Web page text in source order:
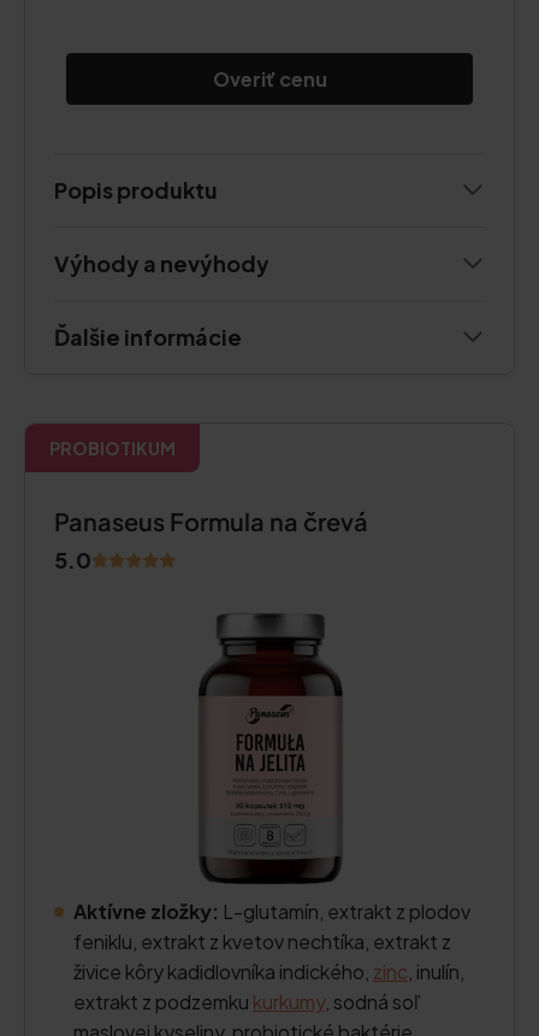
Overiť cenu
Popis produktu
Výhody a nevýhody
Ďalšie informácie
PROBIOTIKUM
Panaseus Formula na črevá
5.0
Aktívne zložky: L-glutamín, extrakt z plodov
feniklu, extrakt z kvetov nechtíka, extrakt z
živice kôry kadidlovníka indického, zinc , inulín,
extrakt z podzemku kurkumy, sodná soľ